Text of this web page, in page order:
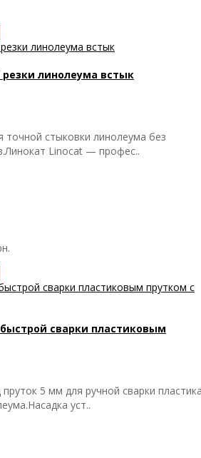
линолеума встык
точной стыковки линолеума без
Linocat — профес..
сварки пластиковым
5 мм для ручной сварки
уст..